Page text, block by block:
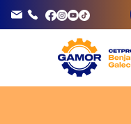
3320072